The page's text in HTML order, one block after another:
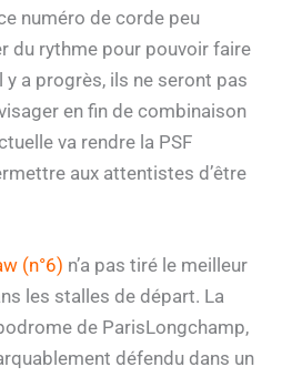
numéro de corde peu
du rythme pour pouvoir faire
y a progrès, ils ne seront pas
en fin de combinaison
va rendre la PSF
aux attentistes d’être
(n°6) n’a pas tiré le meilleur
les stalles de départ. La
de ParisLongchamp,
défendu dans un